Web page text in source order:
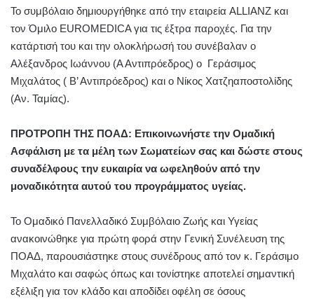
Το συμβόλαιο δημιουργήθηκε από την εταιρεία ALLIANZ και
τον Όμιλο EUROMEDICA για τις έξτρα παροχές. Για την
κατάρτισή του και την ολοκλήρωσή του συνέβαλαν ο
Αλέξανδρος Ιωάννου (Α Αντιπρόεδρος) ο Γεράσιμος
Μιχαλάτος ( Β’ Αντιπρόεδρος) και ο Νίκος Χατζηαποστολίδης
(Αν. Ταμίας).
ΠΡΟΤΡΟΠΗ ΤΗΣ ΠΟΑΔ: Επικοινωνήστε την Ομαδική
Ασφάλιση με τα μέλη των Σωματείων σας και δώστε στους
συναδέλφους την ευκαιρία να ωφεληθούν από την
μοναδικότητα αυτού του προγράμματος υγείας.
Το Ομαδικό Πανελλαδικό Συμβόλαιο Ζωής και Υγείας
ανακοινώθηκε για πρώτη φορά στην Γενική Συνέλευση της
ΠΟΑΔ, παρουσιάστηκε στους συνέδρους από τον κ. Γεράσιμο
Μιχαλάτο και σαφώς όπως και τονίστηκε αποτελεί σημαντική
εξέλιξη για τον κλάδο και αποδίδει οφέλη σε όσους